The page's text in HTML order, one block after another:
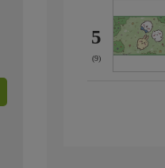
5
(9)